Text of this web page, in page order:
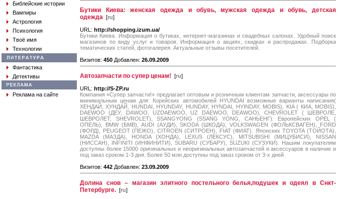
Библейские истории
Вампиры
Астрология
Психология
Твоё имя
Технологии
Фантастика
Детективы
Реклама на сайте
Бутики Киева: женская одежда и обувь, мужская одежда и обувь, детская
одежда [ru]
URL: http://shopping.izum.ua/
Бутики Киева. Информация о бутиках, интернет-магазинах и свадебных салонах. Удобный поиск
магазинов по виду услуг и товаров. Информация о акциях, скидках и распродажах. Подборка
тематических статей, фотогалерея. Актуальные отзывы посетителей.
Визитов: 450 Добавлен: 26.09.2009
Автозапчасти по супер ценам! [ru]
URL: http://S-ZP.ru
Компания «Супер запчасти!» предлагает оптовым и розничным клиентам запчасти, аксессуары по
минимальным ценам для: Корейских автомобилей HYUNDAI возможные варианты написания(
ХЕНДАЙ, ХУНДАЙ, HUNDAI, HYUNDAY, HUNDAY, HYNDAI, HYINDAY, MOBIS), KIA ( КИА, MOBIS),
DAEWOO (ДЕУ, DAWOO, UZDAEWOO, UZ DAEWOO, DEAWOO), CHEVROLET ( ШЕВРОЛЕ,
ШЕВРОЛЕТ, SHEVROLET), SSANGYONG (SSANG YONG, САНЬЕНГ). Европейских OPEL (
ОПЕЛЬ), BMW (БМВ), AUDI (АУДИ), SKODA (ШКОДА), VOLKSWAGEN (ФОЛЬКСВАГЕН), FORD
(ФОРД), PEUGEOT (ПЕЖО), CITROEN (СИТРОЕН), FIAT (ФИАТ). Японских TOYOTA (ТОЙОТА),
MAZDA (МАЗДА), HONDA (ХОНДА), LEXUS (ЛЕКСУС), MITSUBISHI (МИЦУБИСИ), NISSAN
(НИССАН), INFINITI (ИНФИНИТИ), SUBARU (СУБАРУ), SUZUKI (СУЗУКИ). Нашим покупателям
доступны более 15000 оригинальных и неоригинальных автозапчастей и аксессуаров в наличие и
под заказ сроком 1-3 дня. Более 50 млн доступны под заказ сроком от 3-х дней
Визитов: 442 Добавлен: 23.09.2009
Долина снов – магазин элитного постельного белья,подушек и одеял в Снкт-
Петербурге. [ru]